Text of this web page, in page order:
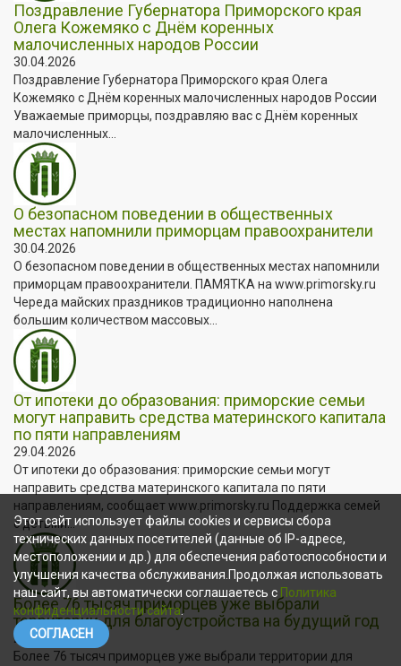
Поздравление Губернатора Приморского края
Олега Кожемяко с Днём коренных
малочисленных народов России
30.04.2026
Поздравление Губернатора Приморского края Олега
Кожемяко с Днём коренных малочисленных народов России
Уважаемые приморцы, поздравляю вас с Днём коренных
малочисленных...
О безопасном поведении в общественных
местах напомнили приморцам правоохранители
30.04.2026
О безопасном поведении в общественных местах напомнили
приморцам правоохранители. ПАМЯТКА на www.primorsky.ru
Череда майских праздников традиционно наполнена
большим количеством массовых...
От ипотеки до образования: приморские семьи
могут направить средства материнского капитала
по пяти направлениям
29.04.2026
От ипотеки до образования: приморские семьи могут
направить средства материнского капитала по пяти
направлениям, сообщает www.primorsky.ru Поддержка семей
с детьми...
Более 76 тысяч приморцев уже выбрали
территории для благоустройства на будущий год
29.04.2026
Более 76 тысяч приморцев уже выбрали территории для
Этот сайт использует файлы cookies и сервисы сбора
технических данных посетителей (данные об IP-адресе,
местоположении и др.) для обеспечения работоспособности и
улучшения качества обслуживания.Продолжая использовать
наш сайт, вы автоматически соглашаетесь с Политика
конфиденциальности сайта.
СОГЛАСЕН